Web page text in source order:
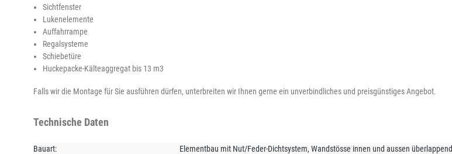
Sichtfenster
Lukenelemente
Auffahrrampe
Regalsysteme
Schiebetüre
Huckepacke-Kälteaggregat bis 13 m3
Falls wir die Montage für Sie ausführen dürfen, unterbreiten wir Ihnen gerne ein unverbindliches und preisgünstiges Angebot.
Technische Daten
Bauart:
Elementbau mit Nut/Feder-Dichtsystem, Wandstösse innen und aussen überlappend